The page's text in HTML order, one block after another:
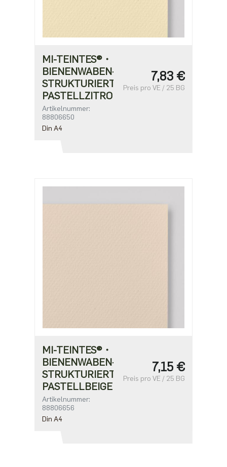
MI-TEINTES®・
BIENENWABEN-
STRUKTURIERT・
PASTELLZITRON
Artikelnummer:
88806650
Din A4
7,83 €
Preis pro VE / 25 BG
MI-TEINTES®・
BIENENWABEN-
STRUKTURIERT・
PASTELLBEIGE
Artikelnummer:
88806656
Din A4
7,15 €
Preis pro VE / 25 BG